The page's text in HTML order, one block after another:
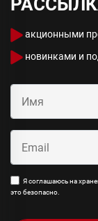
акционными
новинками и
Я соглашаюсь на
это безопасно.